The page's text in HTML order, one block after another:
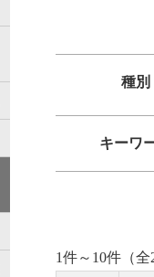
種別
キーワ
1件～10件（全